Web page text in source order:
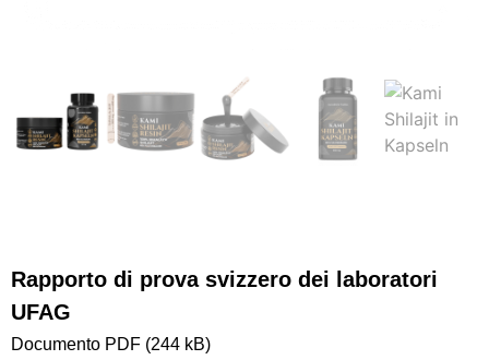
Rapporto di prova svizzero dei laboratori
UFAG
Documento PDF (244 kB)